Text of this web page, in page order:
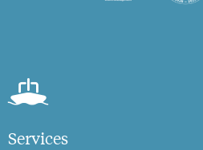
Services